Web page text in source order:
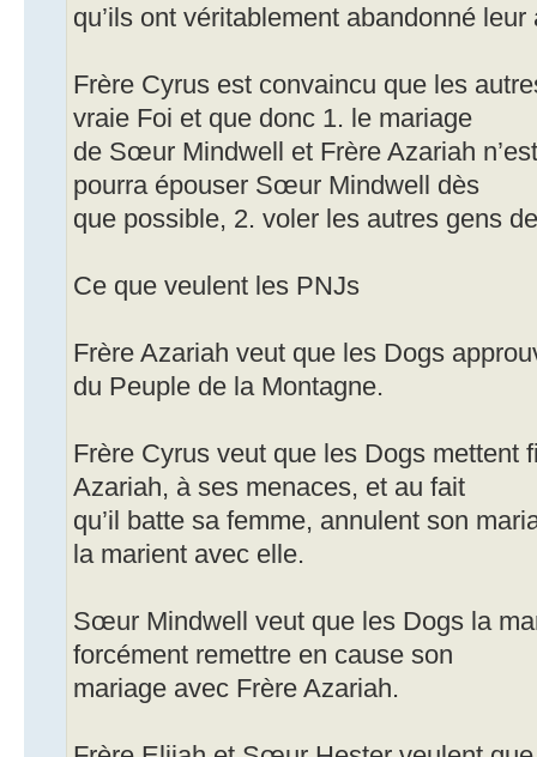
qu’ils ont véritablement abandonné
Frère Cyrus est convaincu que les
vraie Foi et que donc 1. le mariage
de Sœur Mindwell et Frère Azariah
pourra épouser Sœur Mindwell dès
que possible, 2. voler les autres gens
Ce que veulent les PNJs
Frère Azariah veut que les Dogs
du Peuple de la Montagne.
Frère Cyrus veut que les Dogs mettent
Azariah, à ses menaces, et au fait
qu’il batte sa femme, annulent son
la marient avec elle.
Sœur Mindwell veut que les Dogs la
forcément remettre en cause son
mariage avec Frère Azariah.